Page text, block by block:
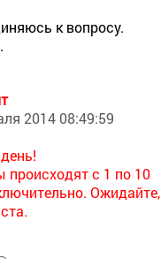
к вопросу.
2014 08:49:59
происходят с 1 по 10
Ожидайте,